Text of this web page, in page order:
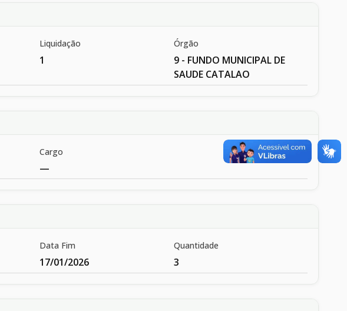
Liquidação
1
Órgão
9 - FUNDO MUNICIPAL DE
SAUDE CATALAO
Cargo
—
Data Fim
17/01/2026
Quantidade
3